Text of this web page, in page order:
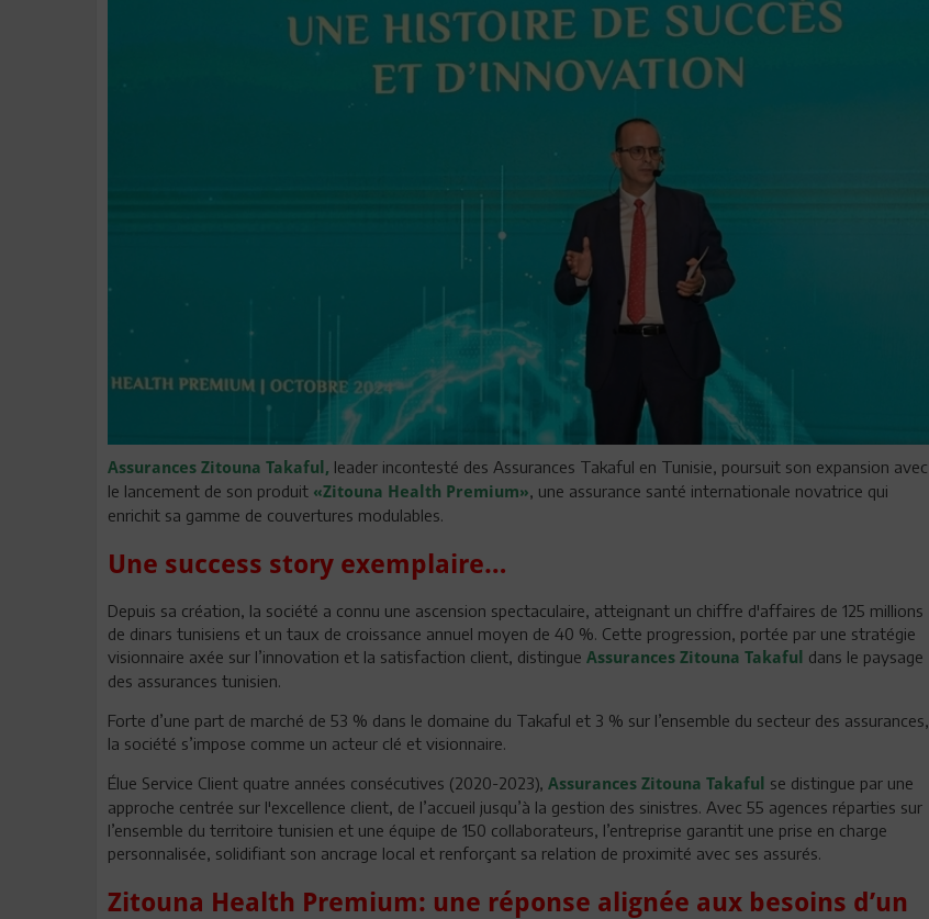
Assurances Zitouna Takaful, leader incontesté des Assurances Takaful en Tunisie, poursuit son expansion avec
le lancement de son produit «Zitouna Health Premium», une assurance santé internationale novatrice qui
enrichit sa gamme de couvertures modulables.
Une success story exemplaire…
Depuis sa création, la société a connu une ascension spectaculaire, atteignant un chiffre d'affaires de 125 millions
de dinars tunisiens et un taux de croissance annuel moyen de 40 %. Cette progression, portée par une stratégie
visionnaire axée sur l’innovation et la satisfaction client, distingue Assurances Zitouna Takaful
dans le paysage
des assurances tunisien.
Forte d’une part de marché de 53 % dans le domaine du Takaful et 3 % sur l’ensemble du secteur des assurances,
la société s’impose comme un acteur clé et visionnaire.
Élue Service Client quatre années consécutives (2020-2023), Assurances Zitouna Takaful
se distingue par une
approche centrée sur l'excellence client, de l’accueil jusqu’à la gestion des sinistres. Avec 55 agences réparties sur
l’ensemble du territoire tunisien et une équipe de 150 collaborateurs, l’entreprise garantit une prise en charge
personnalisée, solidifiant son ancrage local et renforçant sa relation de proximité avec ses assurés.
Zitouna Health Premium: une réponse alignée aux besoins d’un